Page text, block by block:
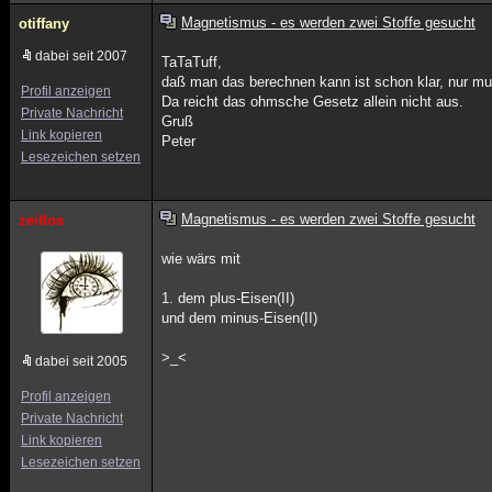
otiffany
dabei seit 2007
Profil anzeigen
Private Nachricht
Link kopieren
Lesezeichen setzen
Magnetismus - es werden zwei Stoffe gesucht
TaTaTuff,
daß man das berechnen kann ist schon klar, nur
Da reicht das ohmsche Gesetz allein nicht aus.
Gruß
Peter
zeitlos
dabei seit 2005
Profil anzeigen
Private Nachricht
Link kopieren
Lesezeichen setzen
Magnetismus - es werden zwei Stoffe gesucht
wie wärs mit
1. dem plus-Eisen(II)
und dem minus-Eisen(II)
>_<